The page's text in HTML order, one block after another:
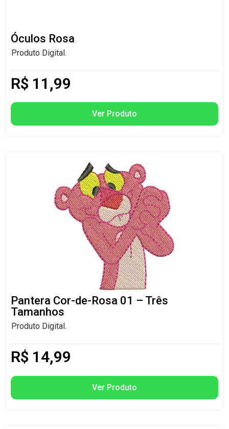
Óculos Rosa
Produto Digital.
R$ 11,99
Ver Produto
Pantera Cor-de-Rosa 01 – Três
Tamanhos
Produto Digital.
R$ 14,99
Ver Produto